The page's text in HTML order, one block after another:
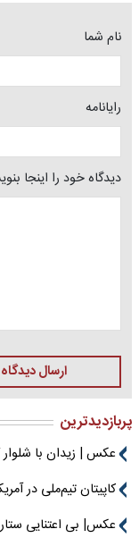
نام شما
رایانامه
دیدگاه خود را اینجا
ارسال دیدگاه
پربازدیدترین
عکس | زیدان با
کاپیتان تیم‌ملی در
عکس| بی اعتنایی